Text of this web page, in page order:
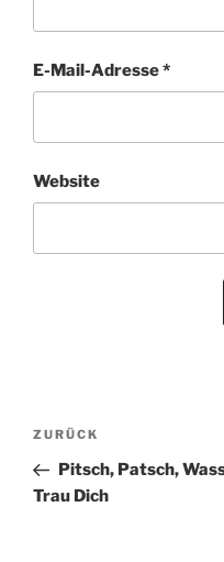
E-Mail-Adresse*
Website
Beitragsnavigation
Vorheriger
Beitrag
ZURÜCK
Pitsch, Patsch,
Trau Dich